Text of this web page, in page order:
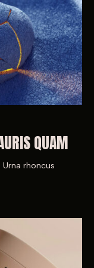
QUAM
rhoncus